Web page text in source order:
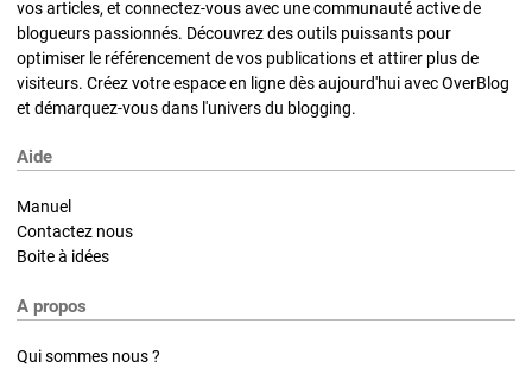
vos articles, et connectez-vous avec une communauté active de
blogueurs passionnés. Découvrez des outils puissants pour
optimiser le référencement de vos publications et attirer plus de
visiteurs. Créez votre espace en ligne dès aujourd'hui avec OverBlog
et démarquez-vous dans l'univers du blogging.
Aide
Manuel
Contactez nous
Boite à idées
A propos
Qui sommes nous ?